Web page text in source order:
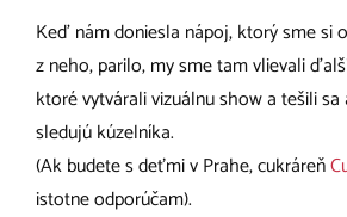
Keď nám doniesla nápoj, ktorý sme si
z neho, parilo, my sme tam vlievali
ktoré vytvárali vizuálnu show a tešili
sledujú kúzelníka.
(Ak budete s deťmi v Prahe, cukráreň
istotne odporúčam).